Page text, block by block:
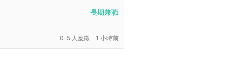
長期兼職
0-5 人應徵 1 小時前